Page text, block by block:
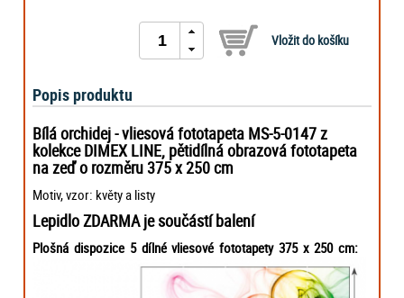
Popis produktu
Bílá orchidej - vliesová fototapeta MS-5-0147 z
kolekce DIMEX LINE, pětidílná obrazová fototapeta
na zeď o rozměru 375 x 250 cm
Motiv, vzor: květy a listy
Lepidlo ZDARMA je součástí balení
Plošná dispozice 5 dílné vliesové fototapety 375 x 250 cm: